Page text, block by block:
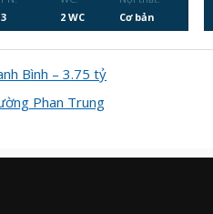
3
2 WC
Cơ bản
Bình – 3.75 tỷ
Phan Trung